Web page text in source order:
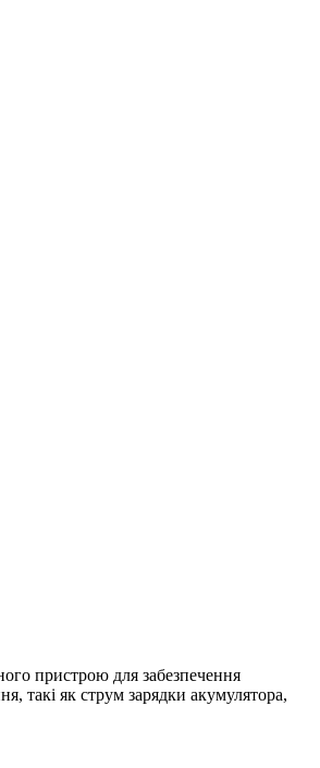
пристрою для забезпечення
такі як струм зарядки акумулятора,